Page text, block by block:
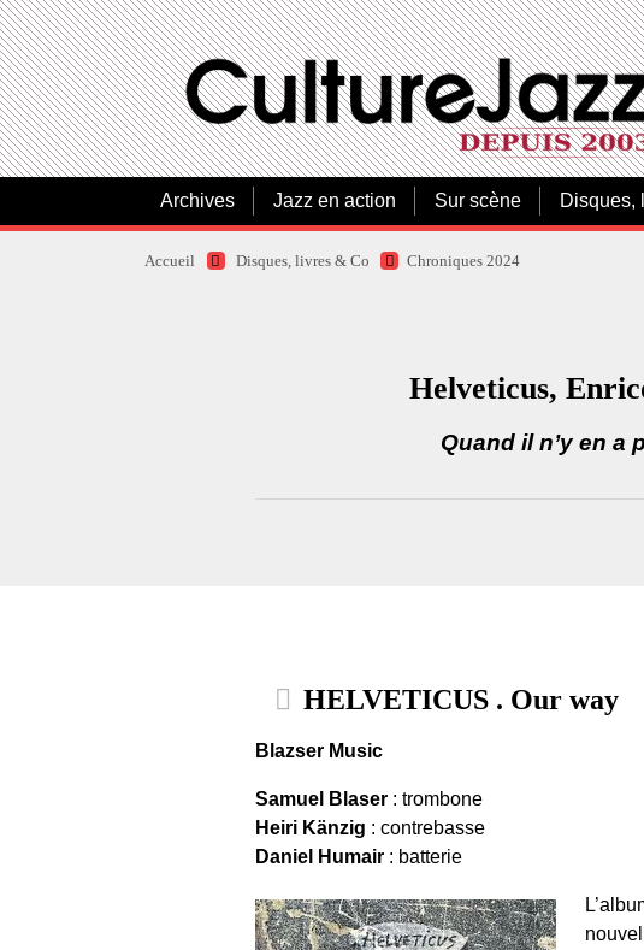
Archives Jazz en action Sur scène Disques,
Accueil Disques, livres & Co Chroniques 2024
Helveticus,
Quand il n’y en a
HELVETICUS . Our way
Blazser Music
Samuel Blaser : trombone
Heiri Känzig : contrebasse
Daniel Humair : batterie